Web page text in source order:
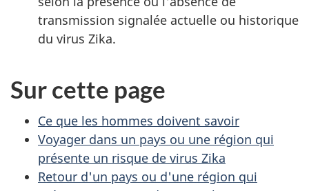
transmission signalée actuelle ou historique
du virus Zika.
Sur cette page
Ce que les hommes doivent savoir
Voyager dans un pays ou une région qui
présente un risque de virus Zika
Retour d'un pays ou d'une région qui